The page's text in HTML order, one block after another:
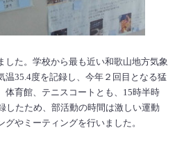
た。学校から最も近い和歌山地方気象
温35.4度を記録し、今年２回目となる猛
体育館、テニスコートとも、15時半時
したため、部活動の時間は激しい運動
やミーティングを行いました。